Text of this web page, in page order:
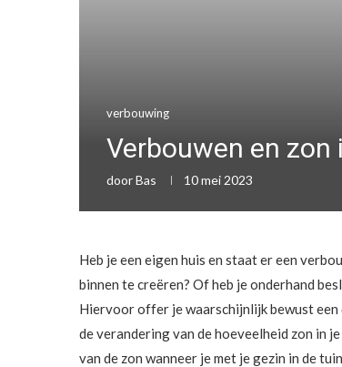
verbouwing
Verbouwen en zon
doorBas 10 mei 2023
Heb je een eigen huis en staat er een
binnen te creëren? Of heb je onderhand
Hiervoor offer je waarschijnlijk bewust een
de verandering van de hoeveelheid zon in
van de zon wanneer je met je gezin in de